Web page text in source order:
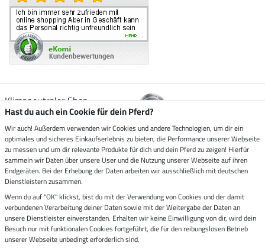
Klimaneutraler Shop
Zustellung durch
Sicher bezahlen mit
Vorkasse
Impressum
Hast du auch ein Cookie für dein Pferd?
Wir auch! Außerdem verwenden wir Cookies und andere Technologien, um dir ein
optimales und sicheres Einkaufserlebnis zu bieten, die Performance unserer Webseite
zu messen und um dir relevante Produkte für dich und dein Pferd zu zeigen! Hierfür
sammeln wir Daten über unsere User und die Nutzung unserer Webseite auf ihren
Endgeräten. Bei der Erhebung der Daten arbeiten wir ausschließlich mit deutschen
Dienstleistern zusammen.
Wenn du auf "OK" klickst, bist du mit der Verwendung von Cookies und der damit
verbundenen Verarbeitung deiner Daten sowie mit der Weitergabe der Daten an
unsere Dienstleister einverstanden. Erhalten wir keine Einwilligung von dir, wird dein
Besuch nur mit funktionalen Cookies fortgeführt, die für den reibungslosen Betrieb
unserer Webseite unbedingt erforderlich sind.